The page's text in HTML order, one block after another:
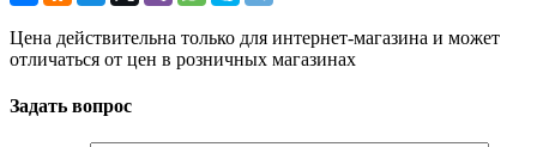
Цена действительна только для интернет-магазина и может
отличаться от цен в розничных магазинах
Задать вопрос